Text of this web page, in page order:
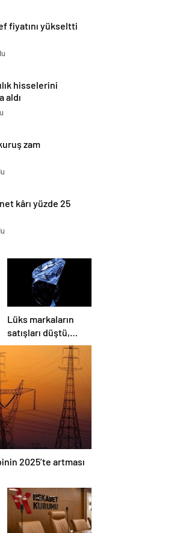
fiyatını yükseltti
hisselerini
aldı
zam
kârı yüzde 25
Lüks markaların
satışları düştü,
hisseleri olumsuz
2025’te artması